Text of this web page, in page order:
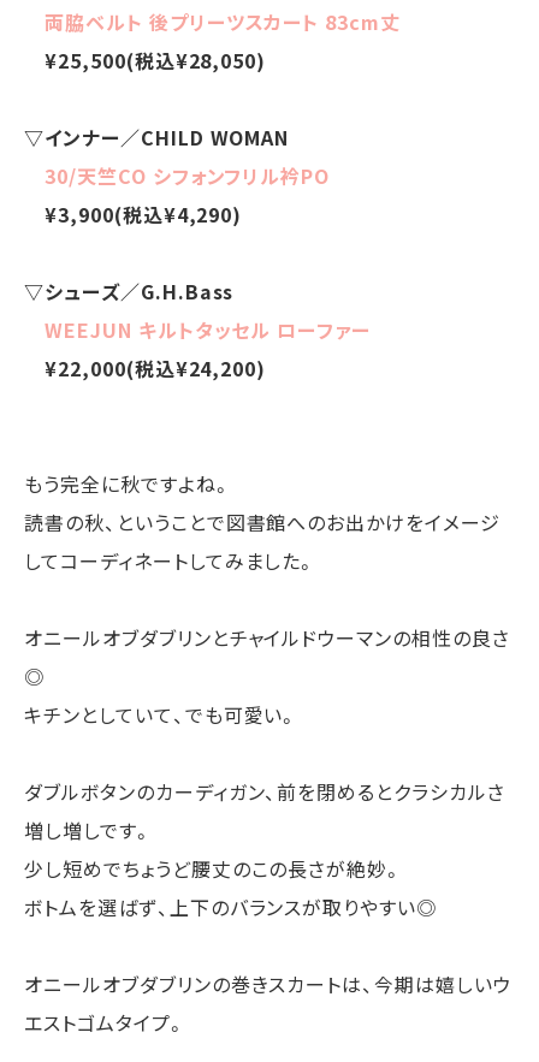
両脇ベルト 後プリーツスカート 83cm丈
¥25,500(税込¥28,050)
▽インナー／CHILD WOMAN
30/天竺CO シフォンフリル衿PO
¥3,900(税込¥4,290)
▽シューズ／G.H.Bass
WEEJUN キルトタッセル ローファー
¥22,000(税込¥24,200)
もう完全に秋ですよね。
読書の秋、ということで図書館へのお出かけをイメージ
してコーディネートしてみました。
オニールオブダブリンとチャイルドウーマンの相性の良さ
◎
キチンとしていて、でも可愛い。
ダブルボタンのカーディガン、前を閉めるとクラシカルさ
増し増しです。
少し短めでちょうど腰丈のこの長さが絶妙。
ボトムを選ばず、上下のバランスが取りやすい◎
オニールオブダブリンの巻きスカートは、今期は嬉しいウ
エストゴムタイプ。